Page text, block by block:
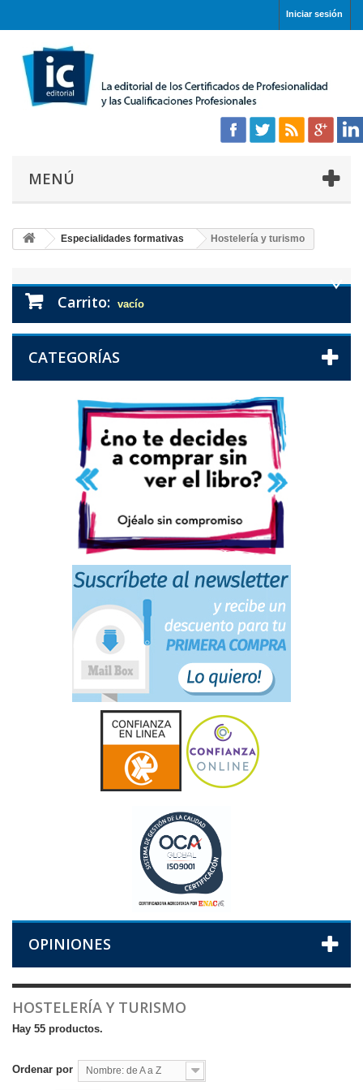
Iniciar sesión
MENÚ
Especialidades formativas Hostelería y turismo
Carrito: vacío
CATEGORÍAS
OPINIONES
HOSTELERÍA Y TURISMO
Hay 55 productos.
Ordenar por Nombre: de A a Z